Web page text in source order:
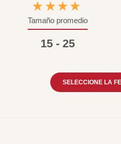
★★★★
Tamaño promedio
15 - 25
SELECCIONE LA